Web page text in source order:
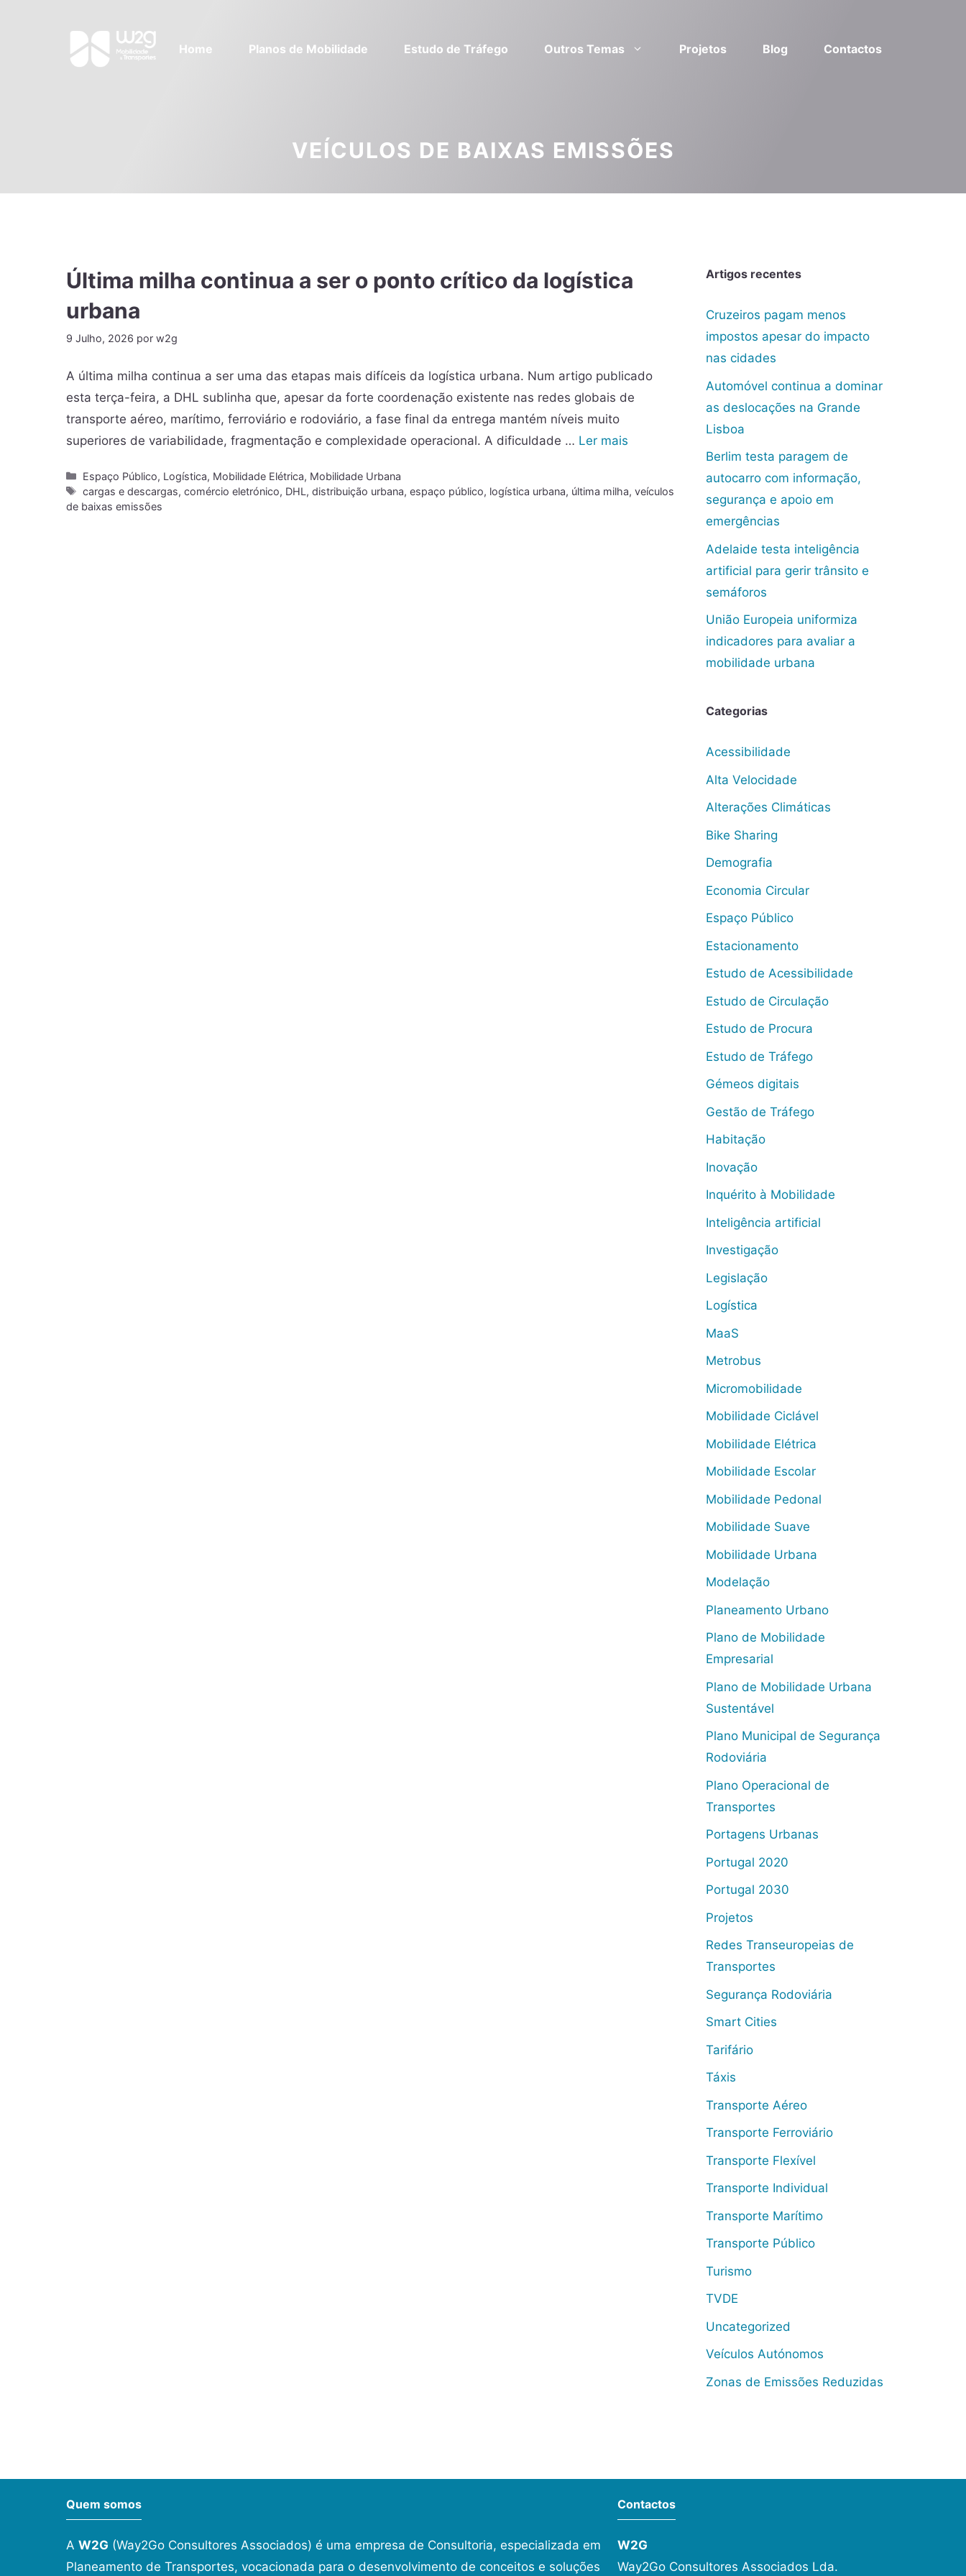
Home Planos de Mobilidade Estudo de Tráfego Outros Temas Projetos Blog Contactos
VEÍCULOS DE BAIXAS EMISSÕES
Última milha continua a ser o ponto crítico da logística
urbana
9 Julho, 2026 por w2g
A última milha continua a ser uma das etapas mais difíceis da logística urbana. Num artigo publicado
esta terça-feira, a DHL sublinha que, apesar da forte coordenação existente nas redes globais de
transporte aéreo, marítimo, ferroviário e rodoviário, a fase final da entrega mantém níveis muito
superiores de variabilidade, fragmentação e complexidade operacional. A dificuldade … Ler mais
Espaço Público, Logística, Mobilidade Elétrica, Mobilidade Urbana
cargas e descargas,comércio eletrónico, DHL,distribuição urbana,espaço público, logística urbana, última milha,veículos
de baixas emissões
Artigos recentes
Cruzeiros pagam menos
impostos apesar do impacto
nas cidades
Automóvel continua a dominar
as deslocações na Grande
Lisboa
Berlim testa paragem de
autocarro com informação,
segurança e apoio em
emergências
Adelaide testa inteligência
artificial para gerir trânsito e
semáforos
União Europeia uniformiza
indicadores para avaliar a
mobilidade urbana
Categorias
Acessibilidade
Alta Velocidade
Alterações Climáticas
Bike Sharing
Demografia
Economia Circular
Espaço Público
Estacionamento
Estudo de Acessibilidade
Estudo de Circulação
Estudo de Procura
Estudo de Tráfego
Gémeos digitais
Gestão de Tráfego
Habitação
Inovação
Inquérito à Mobilidade
Inteligência artificial
Investigação
Legislação
Logística
MaaS
Metrobus
Micromobilidade
Mobilidade Ciclável
Mobilidade Elétrica
Mobilidade Escolar
Mobilidade Pedonal
Mobilidade Suave
Mobilidade Urbana
Modelação
Planeamento Urbano
Plano de Mobilidade
Empresarial
Plano de Mobilidade Urbana
Sustentável
Plano Municipal de Segurança
Rodoviária
Plano Operacional de
Transportes
Portagens Urbanas
Portugal 2020
Portugal 2030
Projetos
Redes Transeuropeias de
Transportes
Segurança Rodoviária
Smart Cities
Tarifário
Táxis
Transporte Aéreo
Transporte Ferroviário
Transporte Flexível
Transporte Individual
Transporte Marítimo
Transporte Público
Turismo
TVDE
Uncategorized
Veículos Autónomos
Zonas de Emissões Reduzidas
Quem somos
A W2G (Way2Go Consultores Associados) é uma empresa de Consultoria, especializada em
Planeamento de Transportes, vocacionada para o desenvolvimento de conceitos e soluções
Contactos
W2G
Way2Go Consultores Associados Lda.